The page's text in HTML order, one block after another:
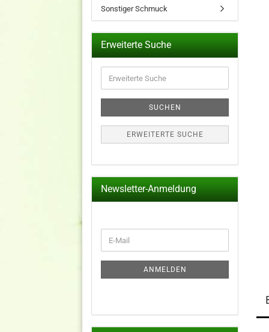
Sonstiger Schmuck
Erweiterte Suche
Suche
SUCHEN
ERWEITERTE SUCHE
Newsletter-Anmeldung
ZUR
ANMELDUNG
E-
Mail
ANMELDEN